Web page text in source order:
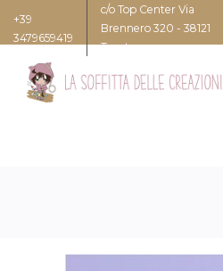
+39
3479659419
c/o Top Center Via
Brennero 320 - 38121
Trento